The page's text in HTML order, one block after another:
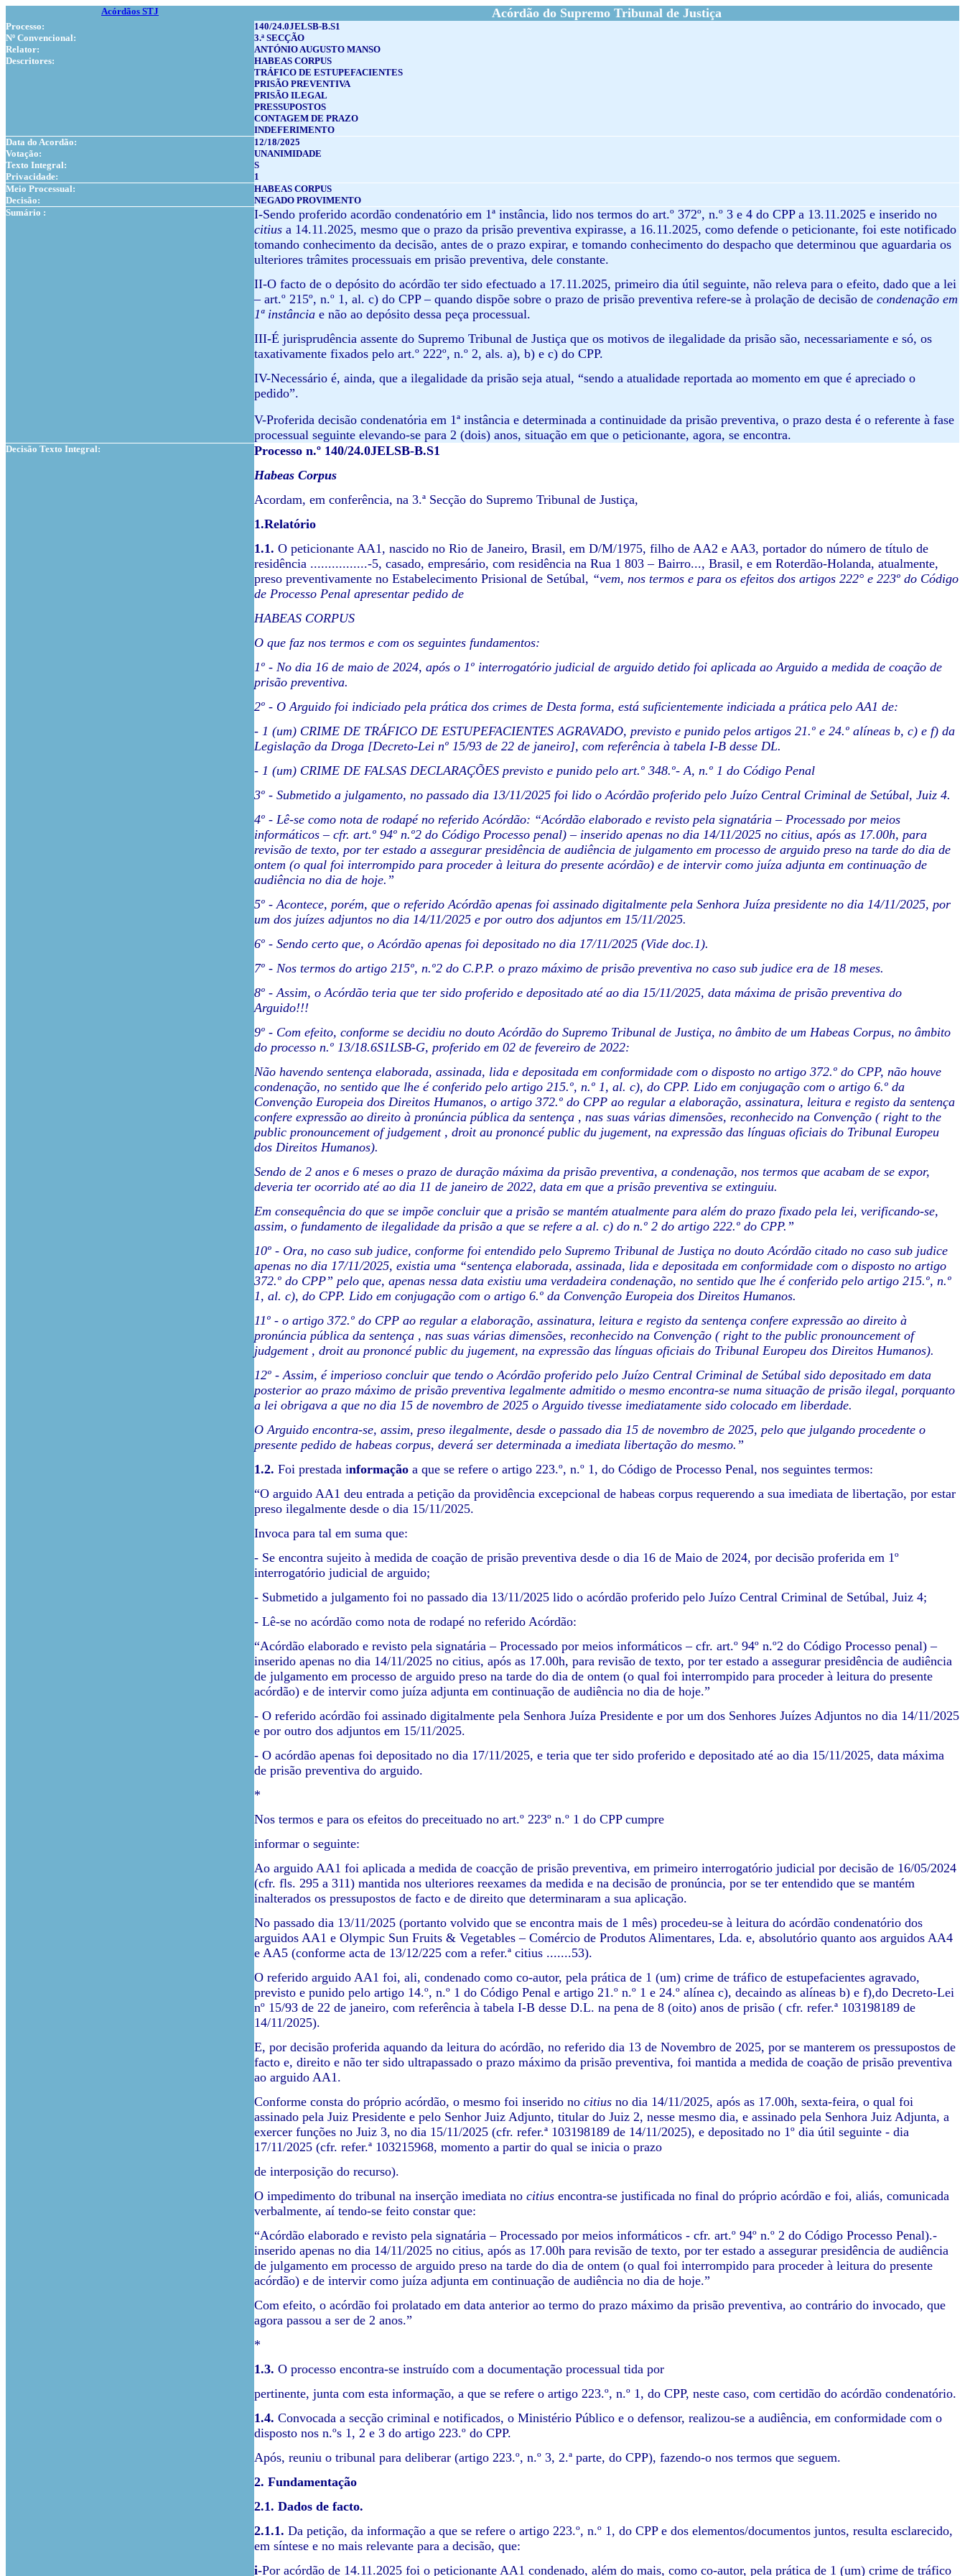
Acórdãos STJ Acórdão do Supremo Tribunal de Justiça
Processo:
140/24.0JELSB-B.S1
Nº Convencional:
3.ª SECÇÃO
Relator:
ANTÓNIO AUGUSTO MANSO
Descritores:
HABEAS CORPUS
TRÁFICO DE ESTUPEFACIENTES
PRISÃO PREVENTIVA
PRISÃO ILEGAL
PRESSUPOSTOS
CONTAGEM DE PRAZO
INDEFERIMENTO
Data do Acordão:
12/18/2025
Votação:
UNANIMIDADE
Texto Integral:
S
Privacidade:
1
Meio Processual:
HABEAS CORPUS
Decisão:
NEGADO PROVIMENTO
Sumário :
I-Sendo proferido acordão condenatório em 1ª instância, lido nos termos do art.º 372º, n.º 3 e 4 do CPP a 13.11.2025 e inserido no
citius a 14.11.2025, mesmo que o prazo da prisão preventiva expirasse, a 16.11.2025, como defende o peticionante, foi este notificado
tomando conhecimento da decisão, antes de o prazo expirar, e tomando conhecimento do despacho que determinou que aguardaria os
ulteriores trâmites processuais em prisão preventiva, dele constante.
II-O facto de o depósito do acórdão ter sido efectuado a 17.11.2025, primeiro dia útil seguinte, não releva para o efeito, dado que a lei
– art.º 215º, n.º 1, al. c) do CPP – quando dispõe sobre o prazo de prisão preventiva refere-se à prolação de decisão de condenação em
1ª instância e não ao depósito dessa peça processual.
III-É jurisprudência assente do Supremo Tribunal de Justiça que os motivos de ilegalidade da prisão são, necessariamente e só, os
taxativamente fixados pelo art.º 222º, n.º 2, als. a), b) e c) do CPP.
IV-Necessário é, ainda, que a ilegalidade da prisão seja atual, “sendo a atualidade reportada ao momento em que é apreciado o
pedido”.
V-Proferida decisão condenatória em 1ª instância e determinada a continuidade da prisão preventiva, o prazo desta é o referente à fase
processual seguinte elevando-se para 2 (dois) anos, situação em que o peticionante, agora, se encontra.
Decisão Texto Integral:
Processo n.º 140/24.0JELSB-B.S1
Habeas Corpus
Acordam, em conferência, na 3.ª Secção do Supremo Tribunal de Justiça,
1.Relatório
1.1. O peticionante AA1, nascido no Rio de Janeiro, Brasil, em D/M/1975, filho de AA2 e AA3, portador do número de título de
residência ................-5, casado, empresário, com residência na Rua 1 803 – Bairro..., Brasil, e em Roterdão-Holanda, atualmente,
preso preventivamente no Estabelecimento Prisional de Setúbal, “vem, nos termos e para os efeitos dos artigos 222° e 223º do Código
de Processo Penal apresentar pedido de
HABEAS CORPUS
O que faz nos termos e com os seguintes fundamentos:
1º - No dia 16 de maio de 2024, após o 1º interrogatório judicial de arguido detido foi aplicada ao Arguido a medida de coação de
prisão preventiva.
2º - O Arguido foi indiciado pela prática dos crimes de Desta forma, está suficientemente indiciada a prática pelo AA1 de:
- 1 (um) CRIME DE TRÁFICO DE ESTUPEFACIENTES AGRAVADO, previsto e punido pelos artigos 21.º e 24.º alíneas b, c) e f) da
Legislação da Droga [Decreto-Lei nº 15/93 de 22 de janeiro], com referência à tabela I-B desse DL.
- 1 (um) CRIME DE FALSAS DECLARAÇÕES previsto e punido pelo art.º 348.º- A, n.º 1 do Código Penal
3º - Submetido a julgamento, no passado dia 13/11/2025 foi lido o Acórdão proferido pelo Juízo Central Criminal de Setúbal, Juiz 4.
4º - Lê-se como nota de rodapé no referido Acórdão: “Acórdão elaborado e revisto pela signatária – Processado por meios
informáticos – cfr. art.º 94º n.º2 do Código Processo penal) – inserido apenas no dia 14/11/2025 no citius, após as 17.00h, para
revisão de texto, por ter estado a assegurar presidência de audiência de julgamento em processo de arguido preso na tarde do dia de
ontem (o qual foi interrompido para proceder à leitura do presente acórdão) e de intervir como juíza adjunta em continuação de
audiência no dia de hoje.”
5º - Acontece, porém, que o referido Acórdão apenas foi assinado digitalmente pela Senhora Juíza presidente no dia 14/11/2025, por
um dos juízes adjuntos no dia 14/11/2025 e por outro dos adjuntos em 15/11/2025.
6º - Sendo certo que, o Acórdão apenas foi depositado no dia 17/11/2025 (Vide doc.1).
7º - Nos termos do artigo 215º, n.º2 do C.P.P. o prazo máximo de prisão preventiva no caso sub judice era de 18 meses.
8º - Assim, o Acórdão teria que ter sido proferido e depositado até ao dia 15/11/2025, data máxima de prisão preventiva do
Arguido!!!
9º - Com efeito, conforme se decidiu no douto Acórdão do Supremo Tribunal de Justiça, no âmbito de um Habeas Corpus, no âmbito
do processo n.º 13/18.6S1LSB-G, proferido em 02 de fevereiro de 2022:
Não havendo sentença elaborada, assinada, lida e depositada em conformidade com o disposto no artigo 372.º do CPP, não houve
condenação, no sentido que lhe é conferido pelo artigo 215.º, n.º 1, al. c), do CPP. Lido em conjugação com o artigo 6.º da
Convenção Europeia dos Direitos Humanos, o artigo 372.º do CPP ao regular a elaboração, assinatura, leitura e registo da sentença
confere expressão ao direito à pronúncia pública da sentença , nas suas várias dimensões, reconhecido na Convenção ( right to the
public pronouncement of judgement , droit au prononcé public du jugement, na expressão das línguas oficiais do Tribunal Europeu
dos Direitos Humanos).
Sendo de 2 anos e 6 meses o prazo de duração máxima da prisão preventiva, a condenação, nos termos que acabam de se expor,
deveria ter ocorrido até ao dia 11 de janeiro de 2022, data em que a prisão preventiva se extinguiu.
Em consequência do que se impõe concluir que a prisão se mantém atualmente para além do prazo fixado pela lei, verificando-se,
assim, o fundamento de ilegalidade da prisão a que se refere a al. c) do n.º 2 do artigo 222.º do CPP.”
10º - Ora, no caso sub judice, conforme foi entendido pelo Supremo Tribunal de Justiça no douto Acórdão citado no caso sub judice
apenas no dia 17/11/2025, existia uma “sentença elaborada, assinada, lida e depositada em conformidade com o disposto no artigo
372.º do CPP” pelo que, apenas nessa data existiu uma verdadeira condenação, no sentido que lhe é conferido pelo artigo 215.º, n.º
1, al. c), do CPP. Lido em conjugação com o artigo 6.º da Convenção Europeia dos Direitos Humanos.
11º - o artigo 372.º do CPP ao regular a elaboração, assinatura, leitura e registo da sentença confere expressão ao direito à
pronúncia pública da sentença , nas suas várias dimensões, reconhecido na Convenção ( right to the public pronouncement of
judgement , droit au prononcé public du jugement, na expressão das línguas oficiais do Tribunal Europeu dos Direitos Humanos).
12º - Assim, é imperioso concluir que tendo o Acórdão proferido pelo Juízo Central Criminal de Setúbal sido depositado em data
posterior ao prazo máximo de prisão preventiva legalmente admitido o mesmo encontra-se numa situação de prisão ilegal, porquanto
a lei obrigava a que no dia 15 de novembro de 2025 o Arguido tivesse imediatamente sido colocado em liberdade.
O Arguido encontra-se, assim, preso ilegalmente, desde o passado dia 15 de novembro de 2025, pelo que julgando procedente o
presente pedido de habeas corpus, deverá ser determinada a imediata libertação do mesmo.”
1.2. Foi prestada informação a que se refere o artigo 223.º, n.º 1, do Código de Processo Penal, nos seguintes termos:
“O arguido AA1 deu entrada a petição da providência excepcional de habeas corpus requerendo a sua imediata de libertação, por estar
preso ilegalmente desde o dia 15/11/2025.
Invoca para tal em suma que:
- Se encontra sujeito à medida de coação de prisão preventiva desde o dia 16 de Maio de 2024, por decisão proferida em 1º
interrogatório judicial de arguido;
- Submetido a julgamento foi no passado dia 13/11/2025 lido o acórdão proferido pelo Juízo Central Criminal de Setúbal, Juiz 4;
- Lê-se no acórdão como nota de rodapé no referido Acórdão:
“Acórdão elaborado e revisto pela signatária – Processado por meios informáticos – cfr. art.º 94º n.º2 do Código Processo penal) –
inserido apenas no dia 14/11/2025 no citius, após as 17.00h, para revisão de texto, por ter estado a assegurar presidência de audiência
de julgamento em processo de arguido preso na tarde do dia de ontem (o qual foi interrompido para proceder à leitura do presente
acórdão) e de intervir como juíza adjunta em continuação de audiência no dia de hoje.”
- O referido acórdão foi assinado digitalmente pela Senhora Juíza Presidente e por um dos Senhores Juízes Adjuntos no dia 14/11/2025
e por outro dos adjuntos em 15/11/2025.
- O acórdão apenas foi depositado no dia 17/11/2025, e teria que ter sido proferido e depositado até ao dia 15/11/2025, data máxima
de prisão preventiva do arguido.
*
Nos termos e para os efeitos do preceituado no art.º 223º n.º 1 do CPP cumpre
informar o seguinte:
Ao arguido AA1 foi aplicada a medida de coacção de prisão preventiva, em primeiro interrogatório judicial por decisão de 16/05/2024
(cfr. fls. 295 a 311) mantida nos ulteriores reexames da medida e na decisão de pronúncia, por se ter entendido que se mantém
inalterados os pressupostos de facto e de direito que determinaram a sua aplicação.
No passado dia 13/11/2025 (portanto volvido que se encontra mais de 1 mês) procedeu-se à leitura do acórdão condenatório dos
arguidos AA1 e Olympic Sun Fruits & Vegetables – Comércio de Produtos Alimentares, Lda. e, absolutório quanto aos arguidos AA4
e AA5 (conforme acta de 13/12/225 com a refer.ª citius .......53).
O referido arguido AA1 foi, ali, condenado como co-autor, pela prática de 1 (um) crime de tráfico de estupefacientes agravado,
previsto e punido pelo artigo 14.º, n.º 1 do Código Penal e artigo 21.º n.º 1 e 24.º alínea c), decaindo as alíneas b) e f),do Decreto-Lei
nº 15/93 de 22 de janeiro, com referência à tabela I-B desse D.L. na pena de 8 (oito) anos de prisão ( cfr. refer.ª 103198189 de
14/11/2025).
E, por decisão proferida aquando da leitura do acórdão, no referido dia 13 de Novembro de 2025, por se manterem os pressupostos de
facto e, direito e não ter sido ultrapassado o prazo máximo da prisão preventiva, foi mantida a medida de coação de prisão preventiva
ao arguido AA1.
Conforme consta do próprio acórdão, o mesmo foi inserido no citius no dia 14/11/2025, após as 17.00h, sexta-feira, o qual foi
assinado pela Juiz Presidente e pelo Senhor Juiz Adjunto, titular do Juiz 2, nesse mesmo dia, e assinado pela Senhora Juiz Adjunta, a
exercer funções no Juiz 3, no dia 15/11/2025 (cfr. refer.ª 103198189 de 14/11/2025), e depositado no 1º dia útil seguinte - dia
17/11/2025 (cfr. refer.ª 103215968, momento a partir do qual se inicia o prazo
de interposição do recurso).
O impedimento do tribunal na inserção imediata no citius encontra-se justificada no final do próprio acórdão e foi, aliás, comunicada
verbalmente, aí tendo-se feito constar que:
“Acórdão elaborado e revisto pela signatária – Processado por meios informáticos - cfr. art.º 94º n.º 2 do Código Processo Penal).-
inserido apenas no dia 14/11/2025 no citius, após as 17.00h para revisão de texto, por ter estado a assegurar presidência de audiência
de julgamento em processo de arguido preso na tarde do dia de ontem (o qual foi interrompido para proceder à leitura do presente
acórdão) e de intervir como juíza adjunta em continuação de audiência no dia de hoje.”
Com efeito, o acórdão foi prolatado em data anterior ao termo do prazo máximo da prisão preventiva, ao contrário do invocado, que
agora passou a ser de 2 anos.”
*
1.3. O processo encontra-se instruído com a documentação processual tida por
pertinente, junta com esta informação, a que se refere o artigo 223.º, n.º 1, do CPP, neste caso, com certidão do acórdão condenatório.
1.4. Convocada a secção criminal e notificados, o Ministério Público e o defensor, realizou-se a audiência, em conformidade com o
disposto nos n.ºs 1, 2 e 3 do artigo 223.º do CPP.
Após, reuniu o tribunal para deliberar (artigo 223.º, n.º 3, 2.ª parte, do CPP), fazendo-o nos termos que seguem.
2. Fundamentação
2.1. Dados de facto.
2.1.1. Da petição, da informação a que se refere o artigo 223.º, n.º 1, do CPP e dos elementos/documentos juntos, resulta esclarecido,
em síntese e no mais relevante para a decisão, que:
i-Por acórdão de 14.11.2025 foi o peticionante AA1 condenado, além do mais, como co-autor, pela prática de 1 (um) crime de tráfico